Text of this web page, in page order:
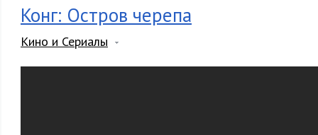
Конг: Остров черепа
Кино и Сериалы